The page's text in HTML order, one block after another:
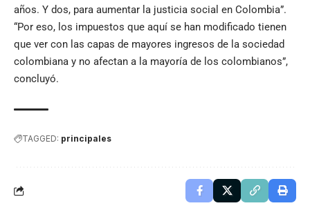
años. Y dos, para aumentar la justicia social en Colombia”.
“Por eso, los impuestos que aquí se han modificado tienen
que ver con las capas de mayores ingresos de la sociedad
colombiana y no afectan a la mayoría de los colombianos”,
concluyó.
TAGGED: principales